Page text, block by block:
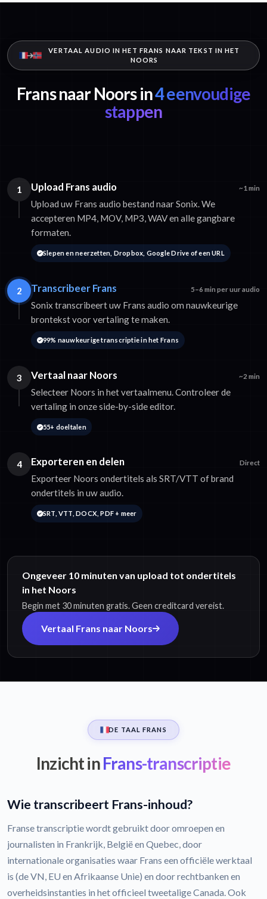
VERTAAL AUDIO IN HET FRANS NAAR TEKST IN HET
NOORS
Frans naar Noors in4 eenvoudige
stappen
1 Upload Frans audio ~1 min
Upload uw Frans audio bestand naar Sonix. We
accepteren MP4, MOV, MP3, WAV en alle gangbare
formaten.
Slepen en neerzetten, Dropbox, Google Drive of een URL
2 Transcribeer Frans 5–6 min per uur audio
Sonix transcribeert uw Frans audio om nauwkeurige
brontekst voor vertaling te maken.
99% nauwkeurige transcriptie in het Frans
3 Vertaal naar Noors ~2 min
Selecteer Noors in het vertaalmenu. Controleer de
vertaling in onze side-by-side editor.
55+ doeltalen
4 Exporteren en delen Direct
Exporteer Noors ondertitels als SRT/VTT of brand
ondertitels in uw audio.
SRT, VTT, DOCX, PDF + meer
Ongeveer 10 minuten van upload tot ondertitels
in het Noors
Begin met 30 minuten gratis. Geen creditcard vereist.
Vertaal Frans naar Noors
DE TAAL FRANS
Inzicht inFrans-transcriptie
Wie transcribeert Frans-inhoud?
Franse transcriptie wordt gebruikt door omroepen en
journalisten in Frankrijk, België en Quebec, door
internationale organisaties waar Frans een officiële werktaal
is (de VN, EU en Afrikaanse Unie) en door rechtbanken en
overheidsinstanties in het officieel tweetalige Canada. Ook